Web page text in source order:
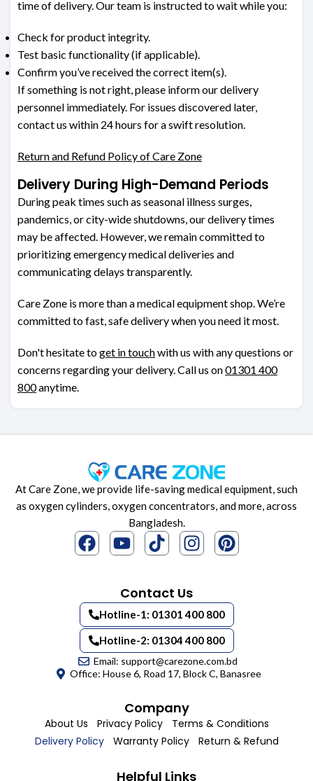
time of delivery. Our team is instructed to wait while you:
Check for product integrity.
Test basic functionality (if applicable).
Confirm you’ve received the correct item(s).
If something is not right, please inform our delivery
personnel immediately. For issues discovered later,
contact us within 24 hours for a swift resolution.
Return and Refund Policy of Care Zone
Delivery During High-Demand Periods
During peak times such as seasonal illness surges,
pandemics, or city-wide shutdowns, our delivery times
may be affected. However, we remain committed to
prioritizing emergency medical deliveries and
communicating delays transparently.
Care Zone is more than a medical equipment shop. We’re
committed to fast, safe delivery when you need it most.
Don't hesitate toget in touchwith us with any questions or
concerns regarding your delivery. Call us on01301 400
800anytime.
At Care Zone, we provide life-saving medical equipment, such
as oxygen cylinders, oxygen concentrators, and more, across
Bangladesh.
Contact Us
Hotline-1: 01301 400 800
Hotline-2: 01304 400 800
Email: support@carezone.com.bd
Office: House 6, Road 17, Block C, Banasree
Company
About Us Privacy Policy
Terms & Conditions
Delivery Policy
Warranty Policy Return & Refund
Helpful Links